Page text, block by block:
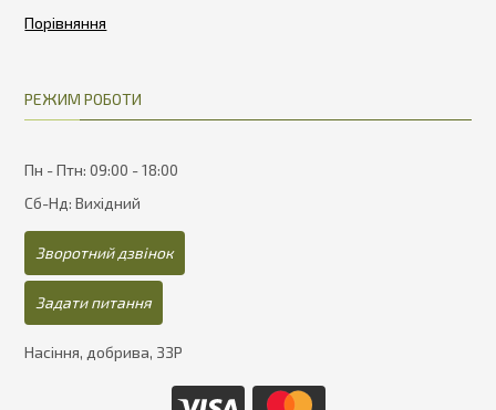
РЕЖИМ РОБОТИ
Пн - Птн: 09:00 - 18:00
Сб-Нд: Вихідний
Зворотний дзвінок
Задати питання
Насіння, добрива, ЗЗР